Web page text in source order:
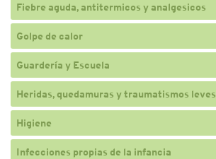
Fiebre aguda, antitermicos y analgesicos
Golpe de calor
Guardería y Escuela
Heridas, quedamuras y traumatismos leves
Higiene
Infecciones propias de la infancia